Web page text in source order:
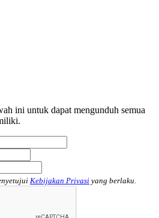
Shade
ini untuk dapat mengunduh semua
Kebijakan Privasi yang berlaku.